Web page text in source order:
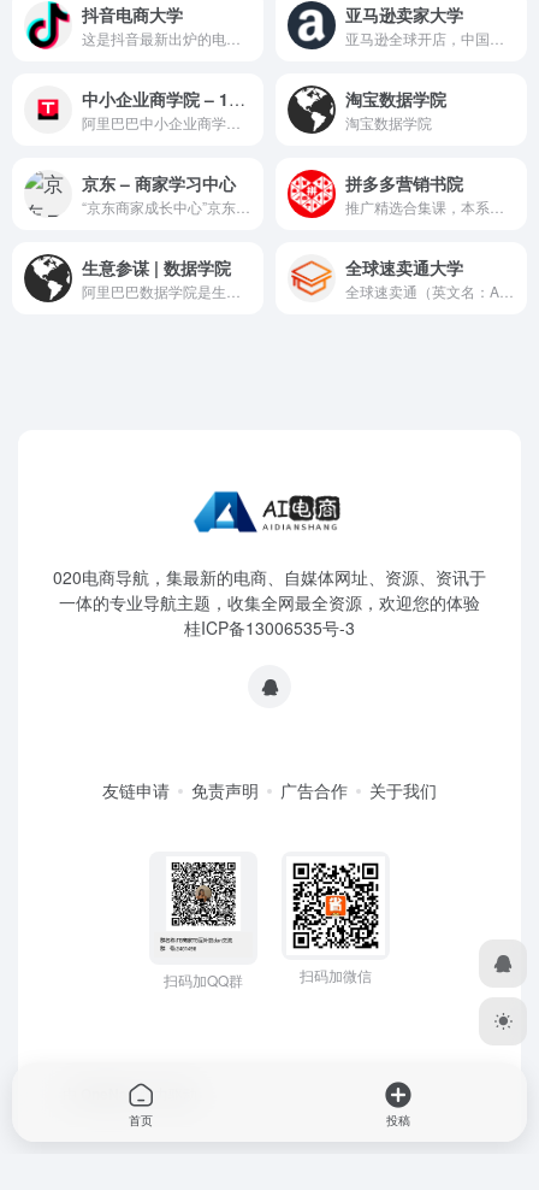
抖音电商大学 亚马逊卖家大学
中小企业商学院 – 1688商学院 淘宝数据学院
淘宝数据学院
京东 – 商家学习中心 拼多多营销书院
生意参谋 | 数据学院 全球速卖通大学
020电商导航，集最新的电商、自媒体网址、资源、资讯于
一体的专业导航主题，收集全网最全资源，欢迎您的体验
桂ICP备13006535号-3
友链申请 免责声明 广告合作 关于我们
扫码加QQ群 扫码加微信
OneNav强力驱动
首页 投稿